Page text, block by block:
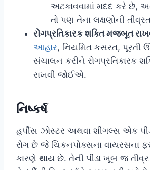
અટકાવવામાં મદદ કરે છે,
તો પણ તેના લક્ષણોની
રોગપ્રતિકારક શક્તિ મજબૂત
આહાર, નિયમિત કસરત,
સંચાલન કરીને રોગપ્રતિકારક
રાખવી જોઈએ.
નિષ્કર્ષ
હર્પીસ ઝોસ્ટર અથવા શીંગલ્સ એક
રોગ છે જે ચિકનપોક્સના વાયરસના
કારણે થાય છે. તેની પીડા ખૂબ જ